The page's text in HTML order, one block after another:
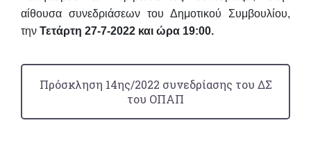
αίθουσα συνεδριάσεων του Δημοτικού Συμβουλίου,
την Τετάρτη 27-7-2022 και ώρα 19:00.
Πρόσκληση 14ης/2022 συνεδρίασης του ΔΣ
του ΟΠΑΠ